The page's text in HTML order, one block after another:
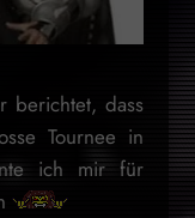
dass
Tournee in
ich mir für